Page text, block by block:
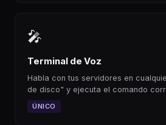
🎤
Terminal de Voz
Habla con tus servidores en
de disco" y ejecuta el comando
ÚNICO